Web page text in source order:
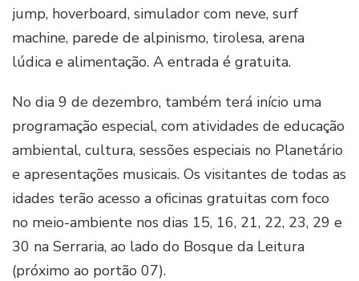
jump, hoverboard, simulador com neve, surf
machine, parede de alpinismo, tirolesa, arena
lúdica e alimentação. A entrada é gratuita.
No dia 9 de dezembro, também terá início uma
programação especial, com atividades de educação
ambiental, cultura, sessões especiais no Planetário
e apresentações musicais. Os visitantes de todas as
idades terão acesso a oficinas gratuitas com foco
no meio-ambiente nos dias 15, 16, 21, 22, 23, 29 e
30 na Serraria, ao lado do Bosque da Leitura
(próximo ao portão 07).